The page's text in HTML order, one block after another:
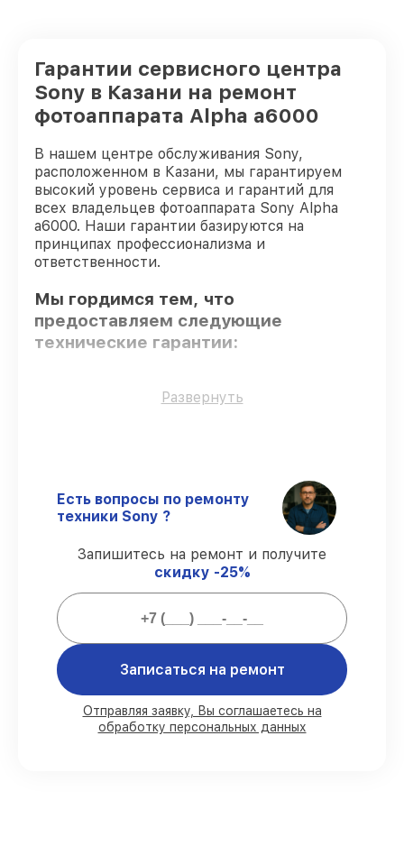
Гарантии сервисного центра
Sony в Казани на ремонт
фотоаппарата Alpha a6000
В нашем центре обслуживания Sony,
расположенном в Казани, мы гарантируем
высокий уровень сервиса и гарантий для
всех владельцев фотоаппарата Sony Alpha
a6000. Наши гарантии базируются на
принципах профессионализма и
ответственности.
Мы гордимся тем, что
предоставляем следующие
технические гарантии:
Оригинальные детали– для всех видов
– сервис
фотоаппарата Alpha a6000 выполняется
строго в оговоренные сроки.
– обслуживаем
фотоаппаратов всегда со строгим
соблюдением гарантийных обязательств.
Мы гарантируем:
работ с возможностью наблюдения
90%комплектующих для фотоаппаратов
имеются в наличии или доступны для
срочного заказа
Развернуть
Есть вопросы по ремонту
техники Sony ?
Запишитесь на ремонт и получите
скидку -25%
Записаться на ремонт
Отправляя заявку, Вы соглашаетесь на
обработку персональных данных